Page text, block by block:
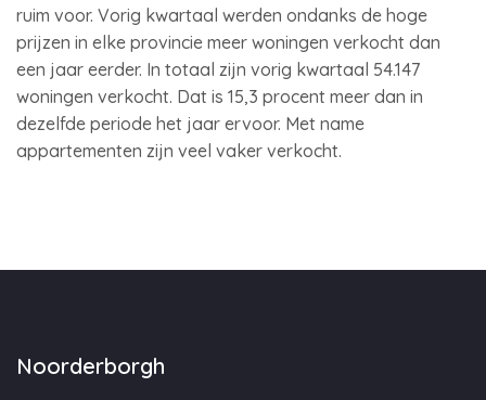
ruim voor. Vorig kwartaal werden ondanks de hoge
prijzen in elke provincie meer woningen verkocht dan
een jaar eerder. In totaal zijn vorig kwartaal 54.147
woningen verkocht. Dat is 15,3 procent meer dan in
dezelfde periode het jaar ervoor. Met name
appartementen zijn veel vaker verkocht.
Noorderborgh